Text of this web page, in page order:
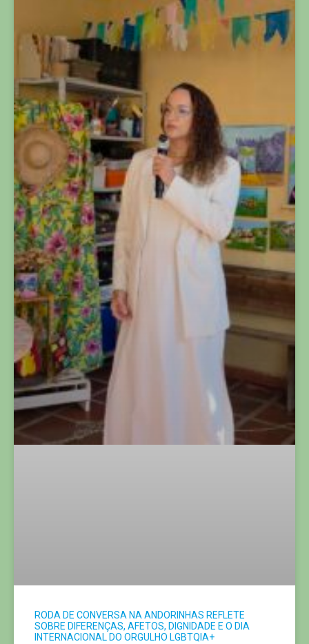
RODA DE CONVERSA NA ANDORINHAS REFLETE
SOBRE DIFERENÇAS, AFETOS, DIGNIDADE E O DIA
INTERNACIONAL DO ORGULHO LGBTQIA+